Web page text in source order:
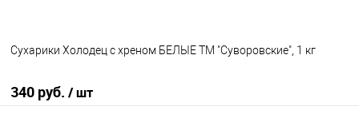
Сухарики Холодец с хреном БЕЛЫЕ ТМ "Суворовские", 1 кг
340 руб. / шт